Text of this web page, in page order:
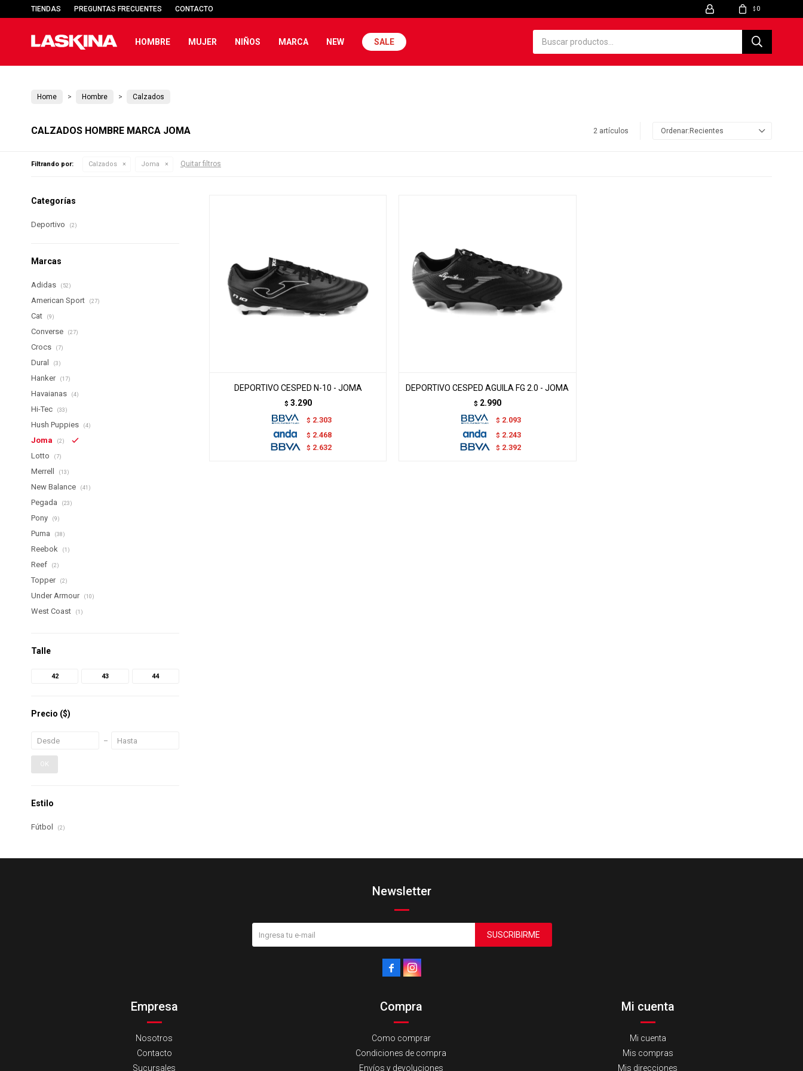
HOMBRE MUJER NIÑOS MARCA NEW SALE
$ 0
TIENDAS PREGUNTAS FRECUENTES CONTACTO
Home Hombre Calzados
CALZADOS HOMBRE MARCA JOMA 2 artículos Recientes
Filtrando por: Calzados Joma Quitar filtros
DEPORTIVO CESPED N-10 - JOMA
$ 3.290
$ 2.303
$ 2.468
$ 2.632
DEPORTIVO CESPED AGUILA FG 2.0 - JOMA
$ 2.990
$ 2.093
$ 2.243
$ 2.392
Categorías
Deportivo (2)
Marcas
Adidas (52)
American Sport (27)
Cat (9)
Converse (27)
Crocs (7)
Dural (3)
Hanker (17)
Havaianas (4)
Hi-Tec (33)
Hush Puppies (4)
Joma (2)
Lotto (7)
Merrell (13)
New Balance (41)
Pegada (23)
Pony (9)
Puma (38)
Reebok (1)
Reef (2)
Topper (2)
Under Armour (10)
West Coast (1)
Talle
42 43 44
Precio ($)
OK
Estilo
Fútbol (2)
Empresa
Nosotros
Contacto
Sucursales
Compra
Como comprar
Condiciones de compra
Envíos y devoluciones
Mi cuenta
Mi cuenta
Mis compras
Mis direcciones
Newsletter
SUSCRIBIRME
 